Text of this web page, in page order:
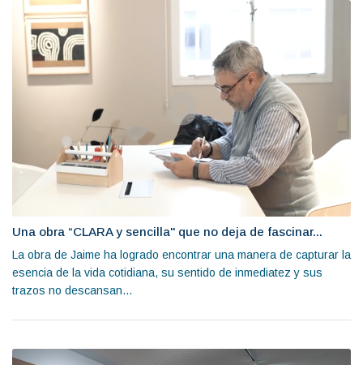
Una obra “CLARA y sencilla" que no deja de fascinar...
La obra de Jaime ha logrado encontrar una manera de capturar la
esencia de la vida cotidiana, su sentido de inmediatez y sus
trazos no descansan...